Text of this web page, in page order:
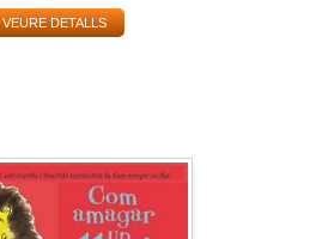
VEURE DETALLS